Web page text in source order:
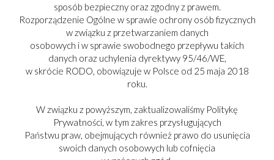
sposób bezpieczny oraz zgodny z prawem.
Rozporządzenie Ogólne w sprawie ochrony osób fizycznych
w związku z przetwarzaniem danych
osobowych i w sprawie swobodnego przepływu takich
danych oraz uchylenia dyrektywy 95/46/WE,
w skrócie RODO, obowiązuje w Polsce od 25 maja 2018
roku.
W związku z powyższym, zaktualizowaliśmy Politykę
Prywatności, w tym zakres przysługujących
Państwu praw, obejmujących również prawo do usunięcia
swoich danych osobowych lub cofnięcia